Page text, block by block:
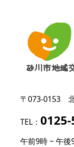
〒073-0153
TEL： 0125-
午前9時 ~ 午後